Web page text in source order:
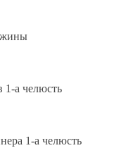
1-а челюсть
1-а челюсть